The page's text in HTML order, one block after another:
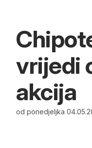
vrijedi
akcija
od ponedjeljka